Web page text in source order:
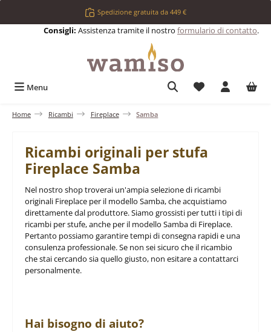
Passa al contenuto principaleSpedizione gratuita da 449 €
Consigli: Assistenza tramite il nostro formulario di contatto.
Menu Hai 0 articoli
Home Ricambi Fireplace Samba
Ricambi originali per stufa
Fireplace Samba
Nel nostro shop troverai un'ampia selezione di ricambi
originali Fireplace per il modello Samba, che acquistiamo
direttamente dal produttore. Siamo grossisti per tutti i tipi di
ricambi per stufe, anche per il modello Samba di Fireplace.
Pertanto possiamo garantire tempi di consegna rapidi e una
consulenza professionale. Se non sei sicuro che il ricambio
che stai cercando sia quello giusto, non esitare a contattarci
personalmente.
Hai bisogno di aiuto?